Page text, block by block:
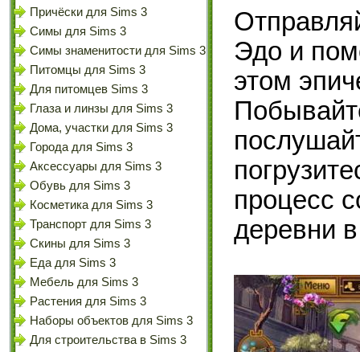
Причёски для Sims 3
Симы для Sims 3
Симы знаменитости для Sims 3
Питомцы для Sims 3
Для питомцев Sims 3
Глаза и линзы для Sims 3
Дома, участки для Sims 3
Города для Sims 3
Аксессуары для Sims 3
Обувь для Sims 3
Косметика для Sims 3
Транспорт для Sims 3
Скины для Sims 3
Еда для Sims 3
Мебель для Sims 3
Растения для Sims 3
Наборы объектов для Sims 3
Для строительства в Sims 3
Эдо и
этом
процесс
деревни